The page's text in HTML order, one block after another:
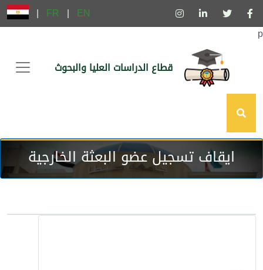
EN
|
FR
|
p
قطاع الدراسات العليا والبحوث
ايقاف تسجيل عضو البعثة الخارجية